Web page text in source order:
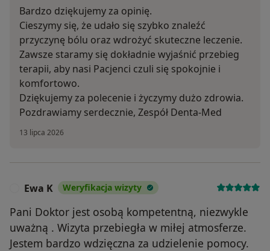
Bardzo dziękujemy za opinię.
Cieszymy się, że udało się szybko znaleźć
przyczynę bólu oraz wdrożyć skuteczne leczenie.
Zawsze staramy się dokładnie wyjaśnić przebieg
terapii, aby nasi Pacjenci czuli się spokojnie i
komfortowo.
Dziękujemy za polecenie i życzymy dużo zdrowia.
Pozdrawiamy serdecznie, Zespół Denta-Med
13 lipca 2026
Ewa K Weryfikacja wizyty
Pani Doktor jest osobą kompetentną, niezwykle
uważną . Wizyta przebiegła w miłej atmosferze.
Jestem bardzo wdzięczna za udzielenie pomocy.